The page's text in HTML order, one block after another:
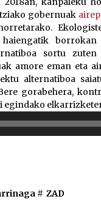
gobernuak
borrokan
sortu
amore eman eta
alternatiboa
gorabehera,
egindako
# ZAD